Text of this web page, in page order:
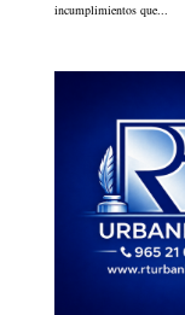
incumplimientos que...